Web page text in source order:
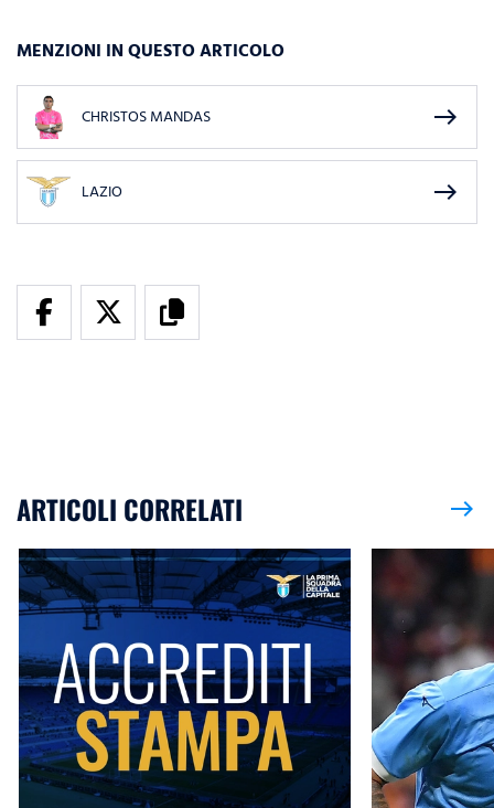
MENZIONI IN QUESTO ARTICOLO
CHRISTOS MANDAS east
LAZIO east
ARTICOLI CORRELATI east